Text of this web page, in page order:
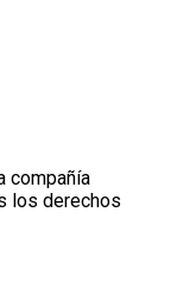
compañía
los derechos